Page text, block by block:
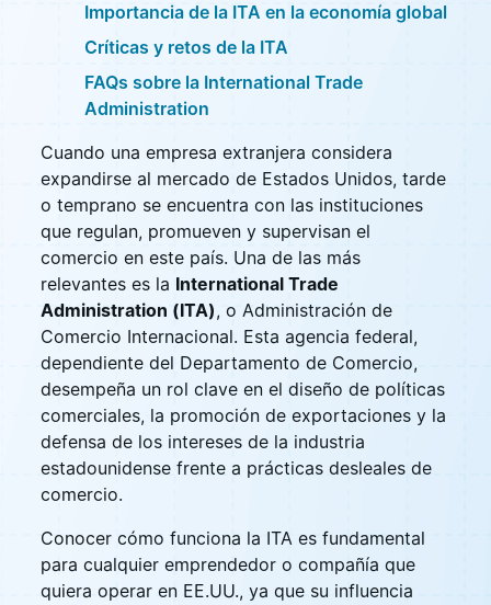
Importancia de la ITA en la economía global
Críticas y retos de la ITA
FAQs sobre la International Trade
Administration
Cuando una empresa extranjera considera
expandirse al mercado de Estados Unidos, tarde
o temprano se encuentra con las instituciones
que regulan, promueven y supervisan el
comercio en este país. Una de las más
relevantes es la International Trade
Administration (ITA), o Administración de
Comercio Internacional. Esta agencia federal,
dependiente del Departamento de Comercio,
desempeña un rol clave en el diseño de políticas
comerciales, la promoción de exportaciones y la
defensa de los intereses de la industria
estadounidense frente a prácticas desleales de
comercio.
Conocer cómo funciona la ITA es fundamental
para cualquier emprendedor o compañía que
quiera operar en EE.UU., ya que su influencia